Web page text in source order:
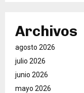
Archivos
agosto 2026
julio 2026
junio 2026
mayo 2026